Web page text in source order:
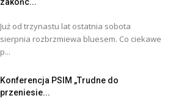
Już od trzynastu lat ostatnia sobota
sierpnia rozbrzmiewa bluesem. Co ciekawe
p...
Konferencja PSIM „Trudne do
przeniesie...